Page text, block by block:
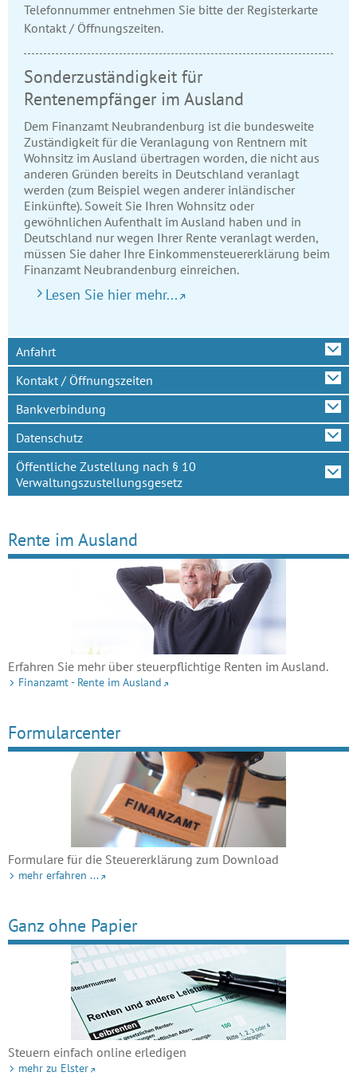
Telefonnummer entnehmen Sie bitte der Registerkarte
Kontakt / Öffnungszeiten.
Sonderzuständigkeit für
Rentenempfänger im Ausland
Dem Finanzamt Neubrandenburg ist die bundesweite
Zuständigkeit für die Veranlagung von Rentnern mit
Wohnsitz im Ausland übertragen worden, die nicht aus
anderen Gründen bereits in Deutschland veranlagt
werden (zum Beispiel wegen anderer inländischer
Einkünfte). Soweit Sie Ihren Wohnsitz oder
gewöhnlichen Aufenthalt im Ausland haben und in
Deutschland nur wegen Ihrer Rente veranlagt werden,
müssen Sie daher Ihre Einkommensteuererklärung beim
Finanzamt Neubrandenburg einreichen.
Lesen Sie hier mehr...
Anfahrt
Kontakt / Öffnungszeiten
Bankverbindung
Datenschutz
Öffentliche Zustellung nach § 10
Verwaltungszustellungsgesetz
Rente im Ausland
Erfahren Sie mehr über steuerpflichtige Renten im Ausland.
Finanzamt - Rente im Ausland
Formularcenter
Formulare für die Steuererklärung zum Download
mehr erfahren ...
Ganz ohne Papier
Steuern einfach online erledigen
mehr zu Elster